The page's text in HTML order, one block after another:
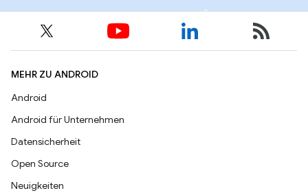
MEHR ZU ANDROID
Android
Android für Unternehmen
Datensicherheit
Open Source
Neuigkeiten